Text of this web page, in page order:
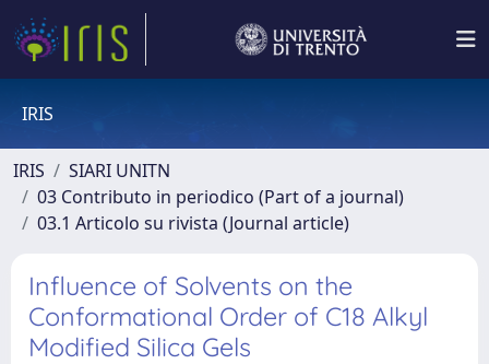
IRIS
IRIS
SIARI UNITN
03 Contributo in periodico (Part of a journal)
03.1 Articolo su rivista (Journal article)
Influence of Solvents on the
Conformational Order of C18 Alkyl
Modified Silica Gels